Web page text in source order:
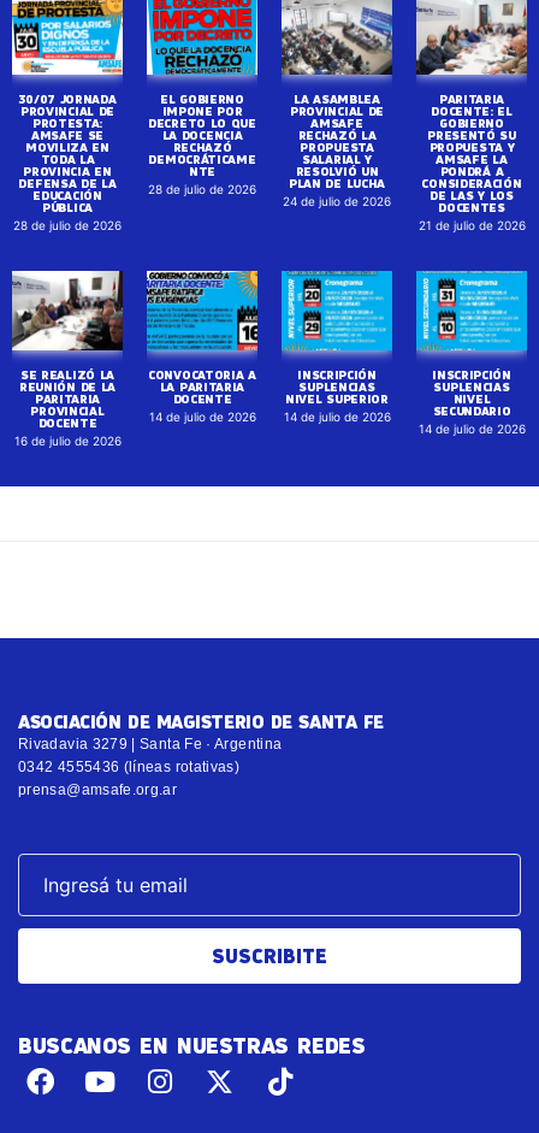
30/07 JORNADA
PROVINCIAL DE
PROTESTA:
AMSAFE SE
MOVILIZA EN
TODA LA
PROVINCIA EN
DEFENSA DE LA
EDUCACIÓN
PÚBLICA
28 de julio de 2026
EL GOBIERNO
IMPONE POR
DECRETO LO QUE
LA DOCENCIA
RECHAZÓ
DEMOCRÁTICAME
NTE
28 de julio de 2026
LA ASAMBLEA
PROVINCIAL DE
AMSAFE
RECHAZÓ LA
PROPUESTA
SALARIAL Y
RESOLVIÓ UN
PLAN DE LUCHA
24 de julio de 2026
PARITARIA
DOCENTE: EL
GOBIERNO
PRESENTÓ SU
PROPUESTA Y
AMSAFE LA
PONDRÁ A
CONSIDERACIÓN
DE LAS Y LOS
DOCENTES
21 de julio de 2026
SE REALIZÓ LA
REUNIÓN DE LA
PARITARIA
PROVINCIAL
DOCENTE
16 de julio de 2026
CONVOCATORIA A
LA PARITARIA
DOCENTE
14 de julio de 2026
INSCRIPCIÓN
SUPLENCIAS
NIVEL SUPERIOR
14 de julio de 2026
INSCRIPCIÓN
SUPLENCIAS
NIVEL
SECUNDARIO
14 de julio de 2026
ASOCIACIÓN DE MAGISTERIO DE SANTA FE
Rivadavia 3279 | Santa Fe · Argentina
0342 4555436 (líneas rotativas)
prensa@amsafe.org.ar
SUSCRIBITE
BUSCANOS EN NUESTRAS REDES